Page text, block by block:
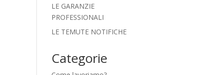
LE GARANZIE
PROFESSIONALI
LE TEMUTE NOTIFICHE
Categorie